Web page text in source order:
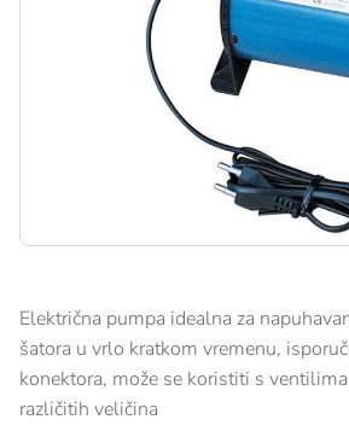
Električna pumpa idealna za
šatora u vrlo kratkom vremenu,
konektora, može se koristiti s
različitih veličina